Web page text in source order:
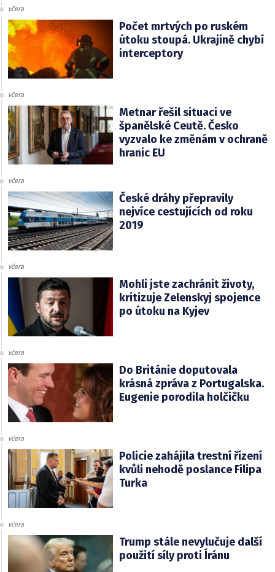
včera
Počet mrtvých po ruském
útoku stoupá. Ukrajině chybí
interceptory
včera
Metnar řešil situaci ve
španělské Ceutě. Česko
vyzvalo ke změnám v ochraně
hranic EU
včera
České dráhy přepravily
nejvíce cestujících od roku
2019
včera
Mohli jste zachránit životy,
kritizuje Zelenskyj spojence
po útoku na Kyjev
včera
Do Británie doputovala
krásná zpráva z Portugalska.
Eugenie porodila holčičku
včera
Policie zahájila trestní řízení
kvůli nehodě poslance Filipa
Turka
včera
Trump stále nevylučuje další
použití síly proti Íránu